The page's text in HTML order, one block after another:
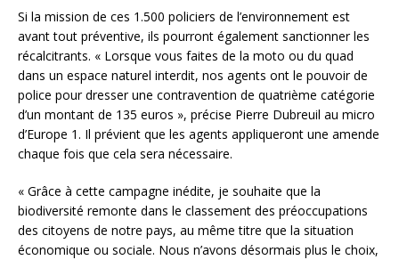
Si la mission de ces 1.500 policiers de l’environnement est
avant tout préventive, ils pourront également sanctionner les
récalcitrants. « Lorsque vous faites de la moto ou du quad
dans un espace naturel interdit, nos agents ont le pouvoir de
police pour dresser une contravention de quatrième catégorie
d’un montant de 135 euros », précise Pierre Dubreuil au micro
d’Europe 1. Il prévient que les agents appliqueront une amende
chaque fois que cela sera nécessaire.
« Grâce à cette campagne inédite, je souhaite que la
biodiversité remonte dans le classement des préoccupations
des citoyens de notre pays, au même titre que la situation
économique ou sociale. Nous n’avons désormais plus le choix,